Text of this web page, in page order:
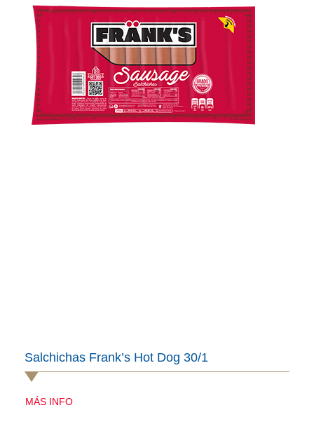
Salchichas Frank’s Hot Dog 30/1
MÁS INFO